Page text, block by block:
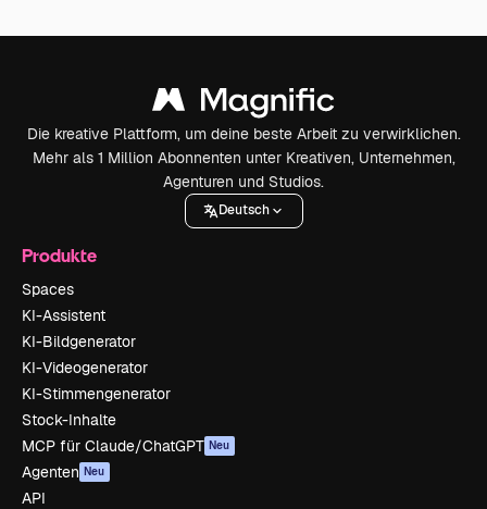
Die kreative Plattform, um deine beste Arbeit zu verwirklichen.
Mehr als 1 Million Abonnenten unter Kreativen, Unternehmen,
Agenturen und Studios.
Deutsch
Produkte
Spaces
KI-Assistent
KI-Bildgenerator
KI-Videogenerator
KI-Stimmengenerator
Stock-Inhalte
MCP für Claude/ChatGPT Neu
Agenten Neu
API